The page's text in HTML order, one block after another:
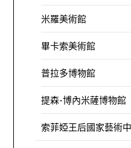
米羅美術館
畢卡索美術館
普拉多博物館
提森-博內米薩博物館
索菲婭王后國家藝術